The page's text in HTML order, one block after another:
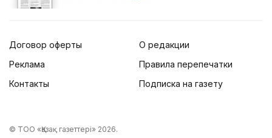
Договор оферты
Реклама
Контакты
О редакции
Правила перепечатки
Подписка на газету
© ТОО «Қазақ газеттері» 2026.